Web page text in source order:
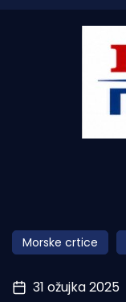
Morski plus
Pomorstvo
Ribolov
Morske crtice
31 ožujka 2025